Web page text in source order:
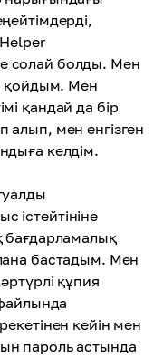
солай болды. Мен
қойдым. Мен
қандай да бір
мен енгізген
келдім.
істейтініне
бағдарламалық
бастадым. Мен
құпия
кейін мен
пароль астында